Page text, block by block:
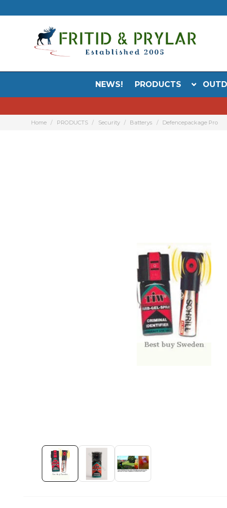
NEWS! PRODUCTS
Home PRODUCTS Security Batterys Defencepackage Pro